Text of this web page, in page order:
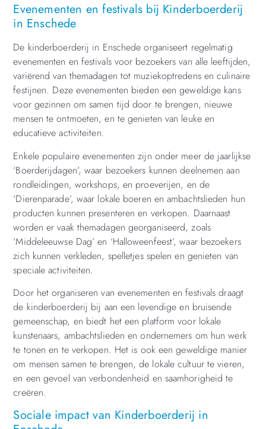
Evenementen en festivals bij Kinderboerderij
in Enschede
De kinderboerderij in Enschede organiseert regelmatig
evenementen en festivals voor bezoekers van alle leeftijden,
variërend van themadagen tot muziekoptredens en culinaire
festijnen. Deze evenementen bieden een geweldige kans
voor gezinnen om samen tijd door te brengen, nieuwe
mensen te ontmoeten, en te genieten van leuke en
educatieve activiteiten.
Enkele populaire evenementen zijn onder meer de jaarlijkse
‘Boerderijdagen’, waar bezoekers kunnen deelnemen aan
rondleidingen, workshops, en proeverijen, en de
‘Dierenparade’, waar lokale boeren en ambachtslieden hun
producten kunnen presenteren en verkopen. Daarnaast
worden er vaak themadagen georganiseerd, zoals
‘Middeleeuwse Dag’ en ‘Halloweenfeest’, waar bezoekers
zich kunnen verkleden, spelletjes spelen en genieten van
speciale activiteiten.
Door het organiseren van evenementen en festivals draagt
de kinderboerderij bij aan een levendige en bruisende
gemeenschap, en biedt het een platform voor lokale
kunstenaars, ambachtslieden en ondernemers om hun werk
te tonen en te verkopen. Het is ook een geweldige manier
om mensen samen te brengen, de lokale cultuur te vieren,
en een gevoel van verbondenheid en saamhorigheid te
creëren.
Sociale impact van Kinderboerderij in